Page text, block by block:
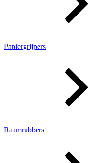
Papiergrijpers
Raamrubbers